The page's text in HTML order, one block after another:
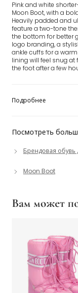
Посмотреть
Брендовая обувь
Moon Boot
Pink and white
Moon Boot, with a
Heavily padded and
feature a two-tone
the bottom for better
logo branding, a
ankle cuffs for a
lining will feel snug
the foot after a few
Подробнее
Вам может